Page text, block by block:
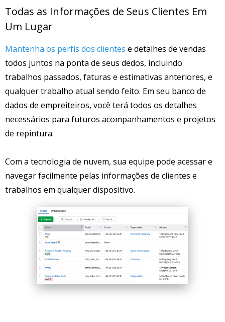
Todas as Informações de Seus Clientes Em
Um Lugar
Mantenha os perfis dos clientes e detalhes de vendas
todos juntos na ponta de seus dedos, incluindo
trabalhos passados, faturas e estimativas anteriores, e
qualquer trabalho atual sendo feito. Em seu banco de
dados de empreiteiros, você terá todos os detalhes
necessários para futuros acompanhamentos e projetos
de repintura.
Com a tecnologia de nuvem, sua equipe pode acessar e
navegar facilmente pelas informações de clientes e
trabalhos em qualquer dispositivo.